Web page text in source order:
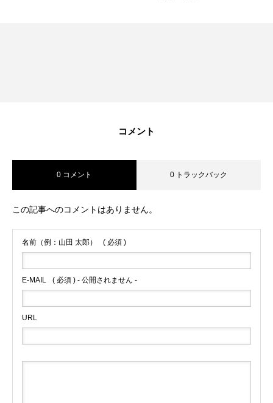
コメント
0 コメント 0 トラックバック
この記事へのコメントはありません。
名前（例：山田 太郎） ( 必須 )
E-MAIL ( 必須 ) - 公開されません -
URL